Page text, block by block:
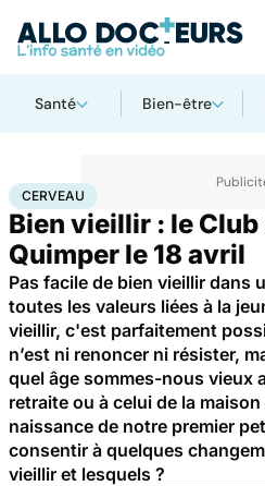
Santé Bien-être
AccueilBien-être Cerveau
CERVEAU
Bien vieillir : le Club
Quimper le 18 avril
Pas facile de bien vieillir dans
toutes les valeurs liées à la
vieillir, c'est parfaitement
n’est ni renoncer ni résister,
quel âge sommes-nous vieux
retraite ou à celui de la
naissance de notre premier
consentir à quelques
vieillir et lesquels ?